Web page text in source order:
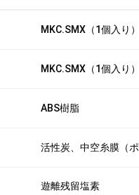
MKC.SMX（1個入り）
MKC.SMX（1個入り
ABS樹脂
活性炭、中空糸膜（
遊離残留塩素